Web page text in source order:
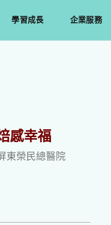
學習成長 企業服務
感幸福
東榮民總醫院